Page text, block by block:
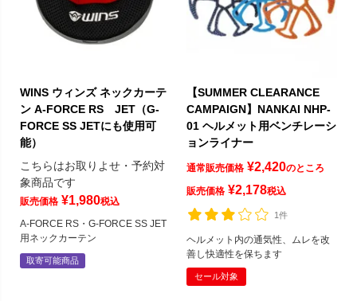
WINS ウィンズ ネックカーテ
ン A-FORCE RS JET（G-
FORCE SS JETにも使用可
能）
こちらはお取りよせ・予約対
象商品です
販売価格 ¥1,980税込
A-FORCE RS・G-FORCE SS JET
用ネックカーテン
取寄可能商品
【SUMMER CLEARANCE
CAMPAIGN】NANKAI NHP-
01 ヘルメット用ベンチレーシ
ョンライナー
通常販売価格 ¥2,420のところ
販売価格 ¥2,178税込
1件
ヘルメット内の通気性、ムレを改
善し快適性を保ちます
セール対象